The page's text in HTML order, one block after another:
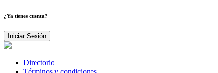
¿Ya tienes cuenta?
Iniciar Sesión
Directorio
Términos y condiciones